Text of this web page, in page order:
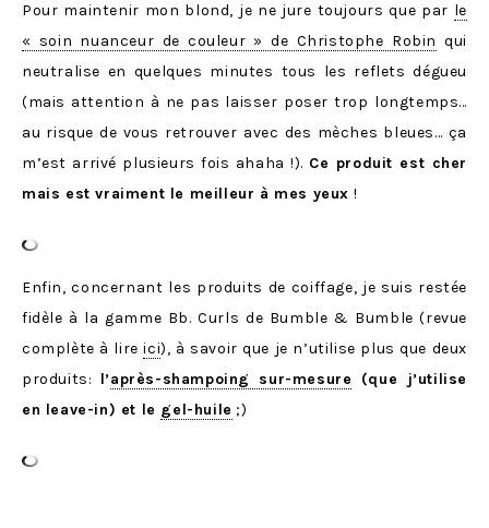
Pour maintenir mon blond, je ne jure toujours que par le
« soin nuanceur de couleur » de Christophe Robin qui
neutralise en quelques minutes tous les reflets dégueu
(mais attention à ne pas laisser poser trop longtemps…
au risque de vous retrouver avec des mèches bleues… ça
m’est arrivé plusieurs fois ahaha !). Ce produit est cher
mais est vraiment le meilleur à mes yeux !
Enfin, concernant les produits de coiffage, je suis restée
fidèle à la gamme Bb. Curls de Bumble & Bumble (revue
complète à lireici), à savoir que je n’utilise plus que deux
produits: l’après-shampoing sur-mesure (que j’utilise
en leave-in) et le gel-huile ;)